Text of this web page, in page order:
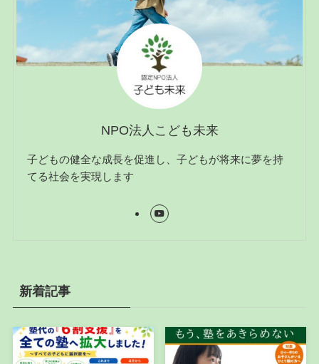
NPO法人こども未来
子どもの健全な成長を促進し、子どもが将来に夢を持
てる社会を実現します
新着記事